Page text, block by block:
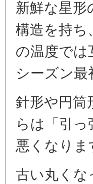
新鮮な星
構造を持
の温度で
シーズン
針形や円
らは「引
悪くなりま
古い丸く